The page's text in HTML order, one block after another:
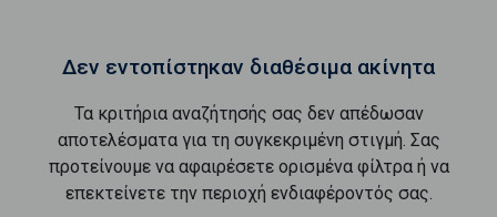
Δεν εντοπίστηκαν διαθέσιμα ακίνητα
Τα κριτήρια αναζήτησής σας δεν απέδωσαν
αποτελέσματα για τη συγκεκριμένη στιγμή. Σας
προτείνουμε να αφαιρέσετε ορισμένα φίλτρα ή να
επεκτείνετε την περιοχή ενδιαφέροντός σας.